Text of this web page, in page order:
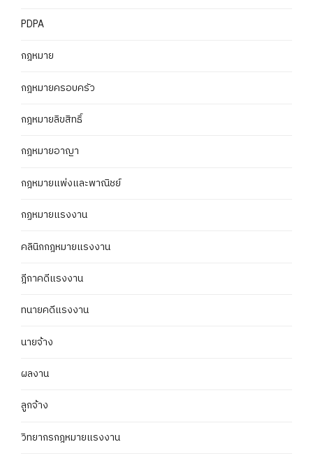
PDPA
กฎหมาย
กฎหมายครอบครัว
กฎหมายลิขสิทธิ์
กฎหมายอาญา
กฎหมายแพ่งและพาณิชย์
กฏหมายแรงงาน
คลินิกกฎหมายแรงงาน
ฎีกาคดีแรงงาน
ทนายคดีแรงงาน
นายจ้าง
ผลงาน
ลูกจ้าง
วิทยากรกฎหมายแรงงาน